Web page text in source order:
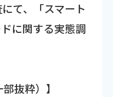
て、「スマート
に関する実態調
抜粋）】